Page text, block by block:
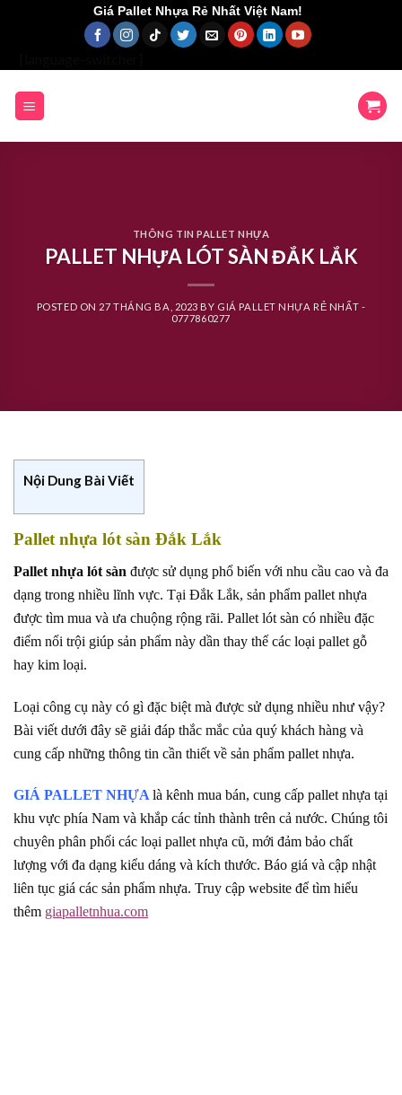
Giá Pallet Nhựa Rẻ Nhất Việt Nam!
THÔNG TIN PALLET NHỰA
PALLET NHỰA LÓT SÀN ĐẮK LẮK
POSTED ON 27 THÁNG BA, 2023 BY GIÁ PALLET NHỰA RẺ NHẤT -
0777860277
Nội Dung Bài Viết
Pallet nhựa lót sàn Đắk Lắk
Pallet nhựa lót sàn được sử dụng phổ biến với nhu cầu cao và đa
dạng trong nhiều lĩnh vực. Tại Đắk Lắk, sản phẩm pallet nhựa
được tìm mua và ưa chuộng rộng rãi. Pallet lót sàn có nhiều đặc
điểm nổi trội giúp sản phẩm này dần thay thế các loại pallet gỗ
hay kim loại.
Loại công cụ này có gì đặc biệt mà được sử dụng nhiều như vậy?
Bài viết dưới đây sẽ giải đáp thắc mắc của quý khách hàng và
cung cấp những thông tin cần thiết về sản phẩm pallet nhựa.
GIÁ PALLET NHỰAlà kênh mua bán, cung cấp pallet nhựa tại
khu vực phía Nam và khắp các tỉnh thành trên cả nước. Chúng tôi
chuyên phân phối các loại pallet nhựa cũ, mới đảm bảo chất
lượng với đa dạng kiểu dáng và kích thước. Báo giá và cập nhật
liên tục giá các sản phẩm nhựa. Truy cập website để tìm hiểu
thêm giapalletnhua.com